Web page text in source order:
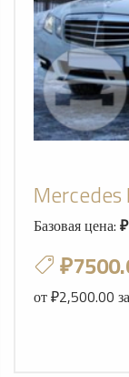
Базовая цена:
от ₽2,500.00